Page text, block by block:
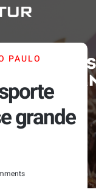
PAULO
grande